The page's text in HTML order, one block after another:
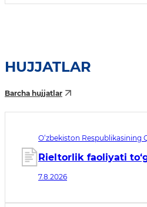
HUJJATLAR
Barcha hujjatlar
O‘zbekiston Respublikasining
Rieltorlik faoliyati
7.8.2026